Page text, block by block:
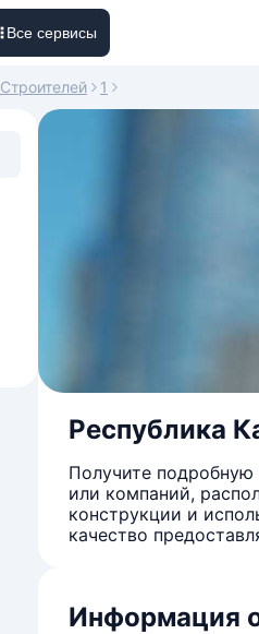
Все сервисы
Строителей 1
Республика
Получите
или компаний,
конструкции и
качество
Информация